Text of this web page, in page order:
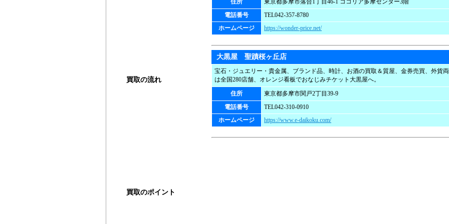
住所
東京都多摩市落合1丁目46-1 ココリア多摩センター3階
電話番号
TEL042-357-8780
ホームページ
https://wonder-price.net/
大黒屋 聖蹟桜ヶ丘店
宝石・ジュエリー・貴金属、ブランド品、時計、お酒の買取＆質屋、金券売買、外貨
は全国280店舗、オレンジ看板でおなじみチケット大黒屋へ。
住所
東京都多摩市関戸2丁目39-9
電話番号
TEL042-310-0910
ホームページ
https://www.e-daikoku.com/
買取の流れ
買取のポイント